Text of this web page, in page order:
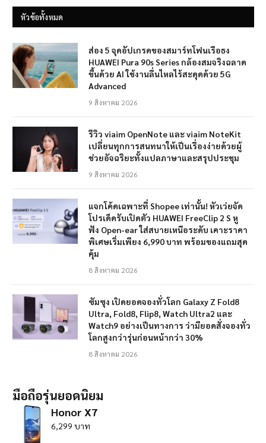
หัวข้อทั้งหมด
ส่อง 5 จุดอัปเกรดของสมาร์ทโฟนเรือธง
HUAWEI Pura 90s Series กล้องสมจริงฉลาด
ขึ้นด้วย AI ใช้งานลื่นไหลไร้สะดุดด้วย 5G
Advanced
9 สิงหาคม 2026
รีวิว viaim OpenNote และ viaim NoteKit
เปลี่ยนทุกการสนทนาให้เป็นเรื่องง่ายด้วยผู้
ช่วยอัจฉริยะทั้งแปลภาษาและสรุปประชุม
9 สิงหาคม 2026
แจกโค้ดเฉพาะที่ Shopee เท่านั้น! หัวเว่ยจัด
โปรเด็ดรับเปิดตัว HUAWEI FreeClip 2 S หู
ฟัง Open-ear ใส่สบายเหนือระดับ เคาะราคา
พิเศษเริ่มเพียง 6,990 บาท พร้อมของแถมสุด
คุ้ม
8 สิงหาคม 2026
ซัมซุง เปิดยอดจองทั่วโลก Galaxy Z Fold8
Ultra, Fold8, Flip8, Watch Ultra2 และ
Watch9 อย่างเป็นทางการ ว่ามียอดสั่งจองทั่ว
โลกสูงกว่ารุ่นก่อนหน้ากว่า 30%
8 สิงหาคม 2026
มือถือรุ่นยอดนิยม
Honor X7
6,299 บาท